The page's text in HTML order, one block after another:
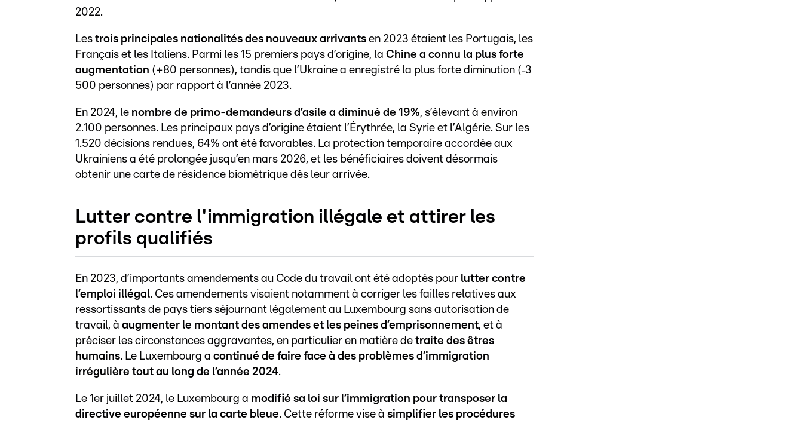
2022.
Les trois principales nationalités des nouveaux arrivants en 2023 étaient les Portugais, les
Français et les Italiens. Parmi les 15 premiers pays d’origine, la Chine a connu la plus forte
augmentation (+80 personnes), tandis que l’Ukraine a enregistré la plus forte diminution (‑3
500 personnes) par rapport à l’année 2023.
En 2024, le nombre de primo-demandeurs d’asile a diminué de 19%, s’élevant à environ
2.100 personnes. Les principaux pays d’origine étaient l’Érythrée, la Syrie et l’Algérie. Sur les
1.520 décisions rendues, 64% ont été favorables. La protection temporaire accordée aux
Ukrainiens a été prolongée jusqu’en mars 2026, et les bénéficiaires doivent désormais
obtenir une carte de résidence biométrique dès leur arrivée.
Lutter contre l'immigration illégale et attirer les
profils qualifiés
En 2023, d’importants amendements au Code du travail ont été adoptés pour lutter contre
l’emploi illégal. Ces amendements visaient notamment à corriger les failles relatives aux
ressortissants de pays tiers séjournant légalement au Luxembourg sans autorisation de
travail, à augmenter le montant des amendes et les peines d’emprisonnement, et à
préciser les circonstances aggravantes, en particulier en matière de traite des êtres
humains. Le Luxembourg a continué de faire face à des problèmes d’immigration
irrégulière tout au long de l’année 2024.
Le 1er juillet 2024, le Luxembourg a modifié sa loi sur l’immigration pour transposer la
directive européenne sur la carte bleue. Cette réforme vise à simplifier les procédures